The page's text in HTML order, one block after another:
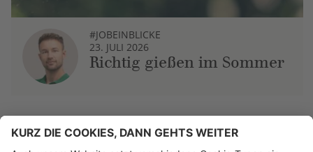
#JOBEINBLICKE
23. JULI 2026
Richtig gießen im Sommer